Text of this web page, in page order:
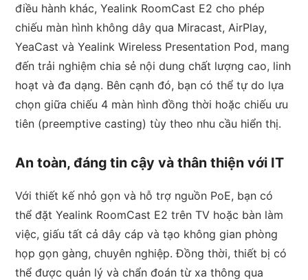
điều hành khác, Yealink RoomCast E2 cho phép
chiếu màn hình không dây qua Miracast, AirPlay,
YeaCast và Yealink Wireless Presentation Pod, mang
đến trải nghiệm chia sẻ nội dung chất lượng cao, linh
hoạt và đa dạng. Bên cạnh đó, bạn có thể tự do lựa
chọn giữa chiếu 4 màn hình đồng thời hoặc chiếu ưu
tiên (preemptive casting) tùy theo nhu cầu hiển thị.
An toàn, đáng tin cậy và thân thiện với IT
Với thiết kế nhỏ gọn và hỗ trợ nguồn PoE, bạn có
thể đặt Yealink RoomCast E2 trên TV hoặc bàn làm
việc, giấu tất cả dây cáp và tạo không gian phòng
họp gọn gàng, chuyên nghiệp. Đồng thời, thiết bị có
thể được quản lý và chẩn đoán từ xa thông qua